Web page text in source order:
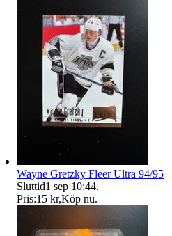
Wayne Gretzky Fleer Ultra 94/95
Sluttid1 sep 10:44.
Pris:15 kr,Köp nu.